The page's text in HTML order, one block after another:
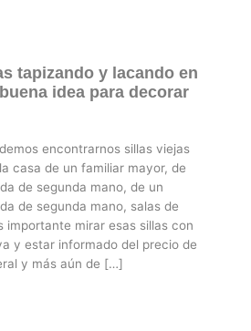
tapizando y lacando en
idea para decorar
encontrarnos sillas viejas
casa de un familiar mayor, de
de segunda mano, de un
de segunda mano, salas de
importante mirar esas sillas con
y estar informado del precio de
y más aún de […]